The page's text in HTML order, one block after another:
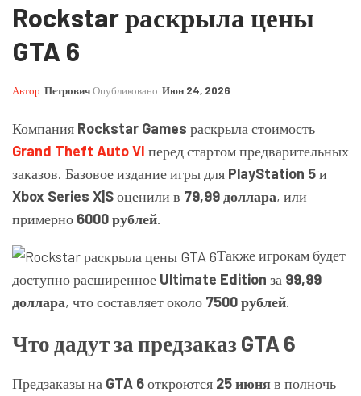
Rockstar раскрыла цены
GTA 6
Автор ПетровичОпубликовано Июн 24, 2026
Компания Rockstar Games раскрыла стоимость
Grand Theft Auto VI перед стартом предварительных
заказов. Базовое издание игры для PlayStation 5и
Xbox Series X|Sоценили в 79,99 доллара, или
примерно 6000 рублей.
Также игрокам будет
доступно расширенное Ultimate Edition за 99,99
доллара, что составляет около 7500 рублей.
Что дадут за предзаказ GTA 6
Предзаказы на GTA 6откроются 25 июняв полночь